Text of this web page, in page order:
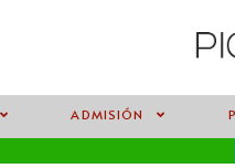
ADMISIÓN